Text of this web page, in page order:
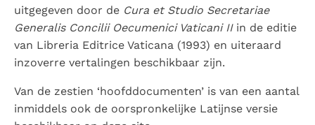
uitgegeven door de Cura et Studio Secretariae
Generalis Concilii Oecumenici Vaticani IIin de editie
van Libreria Editrice Vaticana (1993) en uiteraard
inzoverre vertalingen beschikbaar zijn.
Van de zestien ‘hoofddocumenten’ is van een aantal
inmiddels ook de oorspronkelijke Latijnse versie